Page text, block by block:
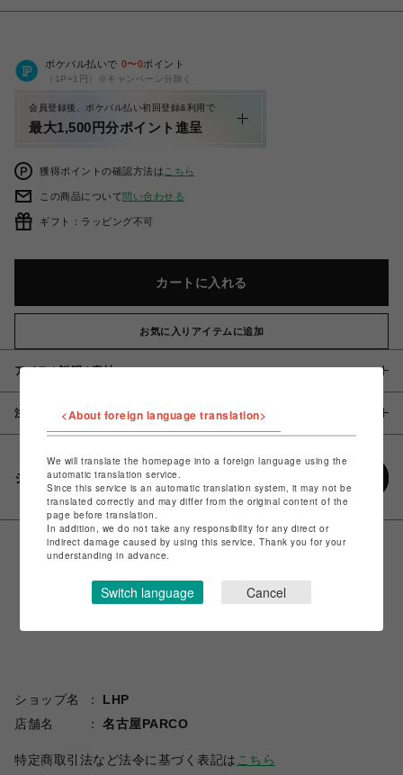
ポケパル払いで 0〜0ポイント
（1P=1円）※キャンペーン分除く
会員登録後、ポケパル払い初回登録&利用で
最大1,500円分ポイント進呈
獲得ポイントの確認方法は こちら
この商品について問い合わせる
ギフト：ラッピング不可
カートに入れる
お気に入りアイテムに追加
アイテム説明 / 素材
注意事項
シェアする
ショップ名
LHP
店舗名
名古屋PARCO
特定商取引法など法令に基づく表記は こちら
<About foreign language translation>
We will translate the homepage into a foreign language using the
automatic translation service.
Since this service is an automatic translation system, it may not be
translated correctly and may differ from the original content of the
page before translation.
In addition, we do not take any responsibility for any direct or
indirect damage caused by using this service. Thank you for your
understanding in advance.
Switch language Cancel